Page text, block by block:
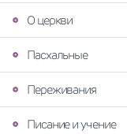
О церкви
Пасхальные
Переживания
Писание и учение